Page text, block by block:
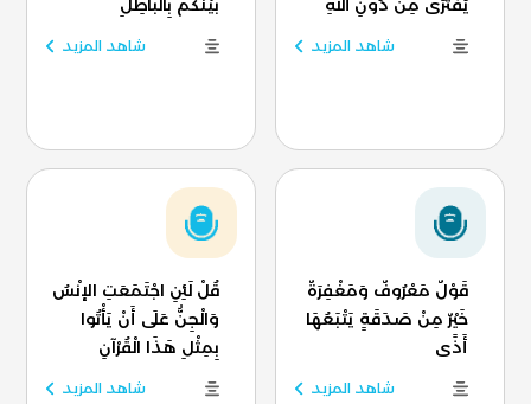
يُفْتَرَى مِنْ دُونِ اللَّهِ
شاهد المزيد
بَيْنَكُمْ بِالْبَاطِلِ
شاهد المزيد
قَوْلٌ مَعْرُوفٌ وَمَغْفِرَةٌ
خَيْرٌ مِنْ صَدَقَةٍ يَتْبَعُهَا
أَذًى
شاهد المزيد
قُلْ لَئِنِ اجْتَمَعَتِ الإنْسُ
وَالْجِنُّ عَلَى أَنْ يَأْتُوا
بِمِثْلِ هَذَا الْقُرْآنِ
شاهد المزيد